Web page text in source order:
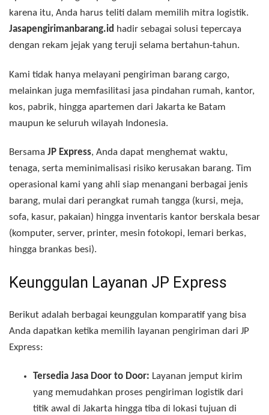
karena itu, Anda harus teliti dalam memilih mitra logistik.
Jasapengirimanbarang.id hadir sebagai solusi tepercaya
dengan rekam jejak yang teruji selama bertahun-tahun.
Kami tidak hanya melayani pengiriman barang cargo,
melainkan juga memfasilitasi jasa pindahan rumah, kantor,
kos, pabrik, hingga apartemen dari Jakarta ke Batam
maupun ke seluruh wilayah Indonesia.
Bersama JP Express, Anda dapat menghemat waktu,
tenaga, serta meminimalisasi risiko kerusakan barang. Tim
operasional kami yang ahli siap menangani berbagai jenis
barang, mulai dari perangkat rumah tangga (kursi, meja,
sofa, kasur, pakaian) hingga inventaris kantor berskala besar
(komputer, server, printer, mesin fotokopi, lemari berkas,
hingga brankas besi).
Keunggulan Layanan JP Express
Berikut adalah berbagai keunggulan komparatif yang bisa
Anda dapatkan ketika memilih layanan pengiriman dari JP
Express:
Tersedia Jasa Door to Door: Layanan jemput kirim
yang memudahkan proses pengiriman logistik dari
titik awal di Jakarta hingga tiba di lokasi tujuan di